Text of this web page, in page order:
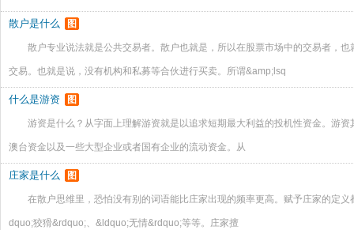
散户是什么 图
散户专业说法就是公共交易者。散户也就是，所以在股票市场中的交易者，
交易。也就是说，没有机构和私募等合伙进行买卖。所谓&amp;lsq
什么是游资 图
游资是什么？从字面上理解游资就是以追求短期最大利益的投机性资金。游
澳台资金以及一些大型企业或者国有企业的流动资金。从
庄家是什么 图
在散户思维里，恐怕没有别的词语能比庄家出现的频率更高。赋予庄家的定
dquo;狡猾&rdquo;、&ldquo;无情&rdquo;等等。庄家擅